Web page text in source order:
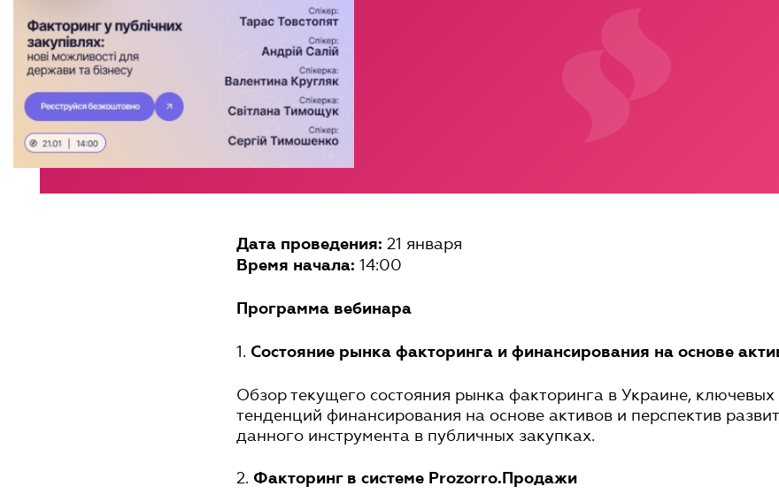
Дата проведения: 21 января
Время начала: 14:00
Программа вебинара
1. Состояние рынка факторинга и финансирования на основе
Обзор текущего состояния рынка факторинга в Украине, ключевых
тенденций финансирования на основе активов и перспектив
данного инструмента в публичных закупках.
2. Факторинг в системе Prozorro.Продажи